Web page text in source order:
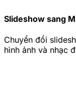
Slideshow sang
Chuyển đổi
hình ảnh và nhạc